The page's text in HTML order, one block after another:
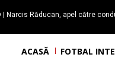
| Narcis Răducan, apel către
ACASĂ FOTBAL